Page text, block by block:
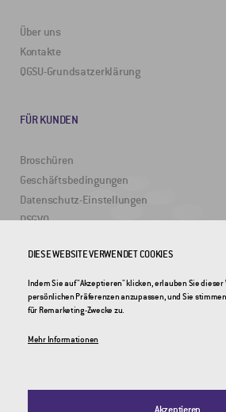
Über uns
Kontakte
QGSU-Grundsatzerklärung
FÜR KUNDEN
Broschüren
Geschäftsbedingungen
Datenschutz-Einstellungen
DSGVO
2DRoad
DIESE WEBSITE VERWENDET COOKIES
Indem Sie auf "Akzeptieren" klicken, erlauben Sie dieser
persönlichen Präferenzen anzupassen, und Sie
für Remarketing-Zwecke zu.
Mehr Informationen
Akzeptieren